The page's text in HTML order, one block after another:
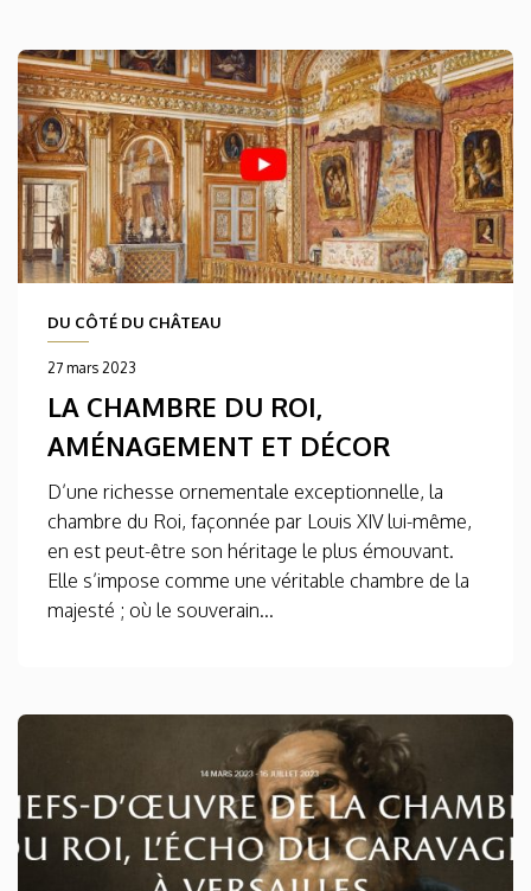
DU CÔTÉ DU CHÂTEAU
27 mars 2023
LA CHAMBRE DU ROI,
AMÉNAGEMENT ET DÉCOR
D’une richesse ornementale exceptionnelle, la
chambre du Roi, façonnée par Louis XIV lui-même,
en est peut-être son héritage le plus émouvant.
Elle s’impose comme une véritable chambre de la
majesté ; où le souverain...